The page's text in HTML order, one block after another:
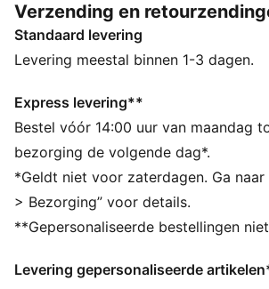
23 jaar PUMA Motorsport en is
om je sneller van de aftrap naar het
dan dat je kunt zeggen: Lichten uit.
inschroefbare noppen voor optimale
gemengde zachte grond.
ALLE INS EN OUTS
Bovenwerk gemaakt van ten minste
materialen
ACCELERATIE: PUMA's
buitenzoolontwerp combineert een
noppensysteem, waardoor de
Verzending en
Standaard levering
Levering meestal binnen 1-3 dagen.
Express levering**
Bestel vóór 14:00 uur van maandag
bezorging de volgende dag*.
*Geldt niet voor zaterdagen. Ga naar
> Bezorging” voor details.
**Gepersonaliseerde bestellingen
Levering gepersonaliseerde